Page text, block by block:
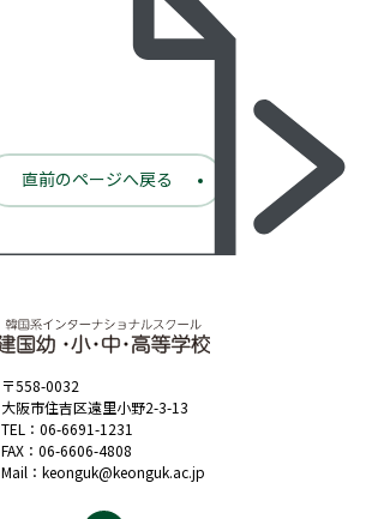
直前のページへ戻る
〒558-0032
大阪市住吉区遠里小野2-3-13
TEL： 06-6691-1231
FAX：06-6606-4808
Mail： keonguk@keonguk.ac.jp